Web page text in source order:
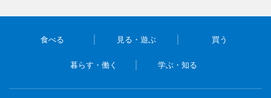
食べる 見る・遊ぶ 買う
暮らす・働く 学ぶ・知る